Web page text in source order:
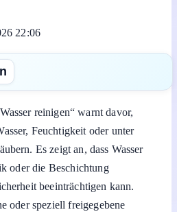
22:06
reinigen“ warnt davor,
Feuchtigkeit oder unter
Es zeigt an, dass Wasser
oder die Beschichtung
beeinträchtigen kann.
oder speziell freigegebene